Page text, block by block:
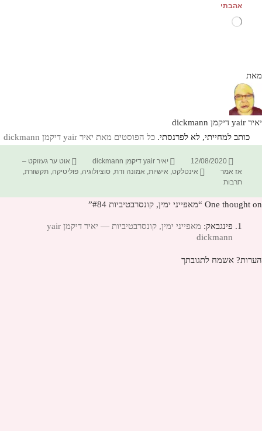
אהבתי
טוען...
מאת
יאיר yair דיקמן dickmann
כותב למחייתי, לא לפרנסתי. כל הפוסטים מאת יאיר yair דיקמן dickmann‏
פורסם
בתאריך
12/08/2020 מחבר
יאיר yair דיקמן dickmann קטגוריות
אוט ער געזוקט –
אז אמר
תגיות
אינטלקט אישיות אמונה ודת ,סוציולוגיה ,פוליטיקה ,תקשורת
תרבות
One thought on “מאפייני ימין, קונסרבטיביות #84”
פינגבאק:
מאפייני ימין, קונסרבטיביות — יאיר דיקמן yair
dickmann
הערות? אשמח לתגובתך